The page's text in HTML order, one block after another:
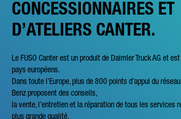
CONCESSIONNAIRES ET
D’ATELIERS CANTER.
Le FUSO Canter est un produit de Daimler Truck AG et
pays européens.
Dans toute l’Europe, plus de 800 points d’appui du
Benz proposent des conseils,
la vente, l’entretien et la réparation de tous les services
plus grande qualité.